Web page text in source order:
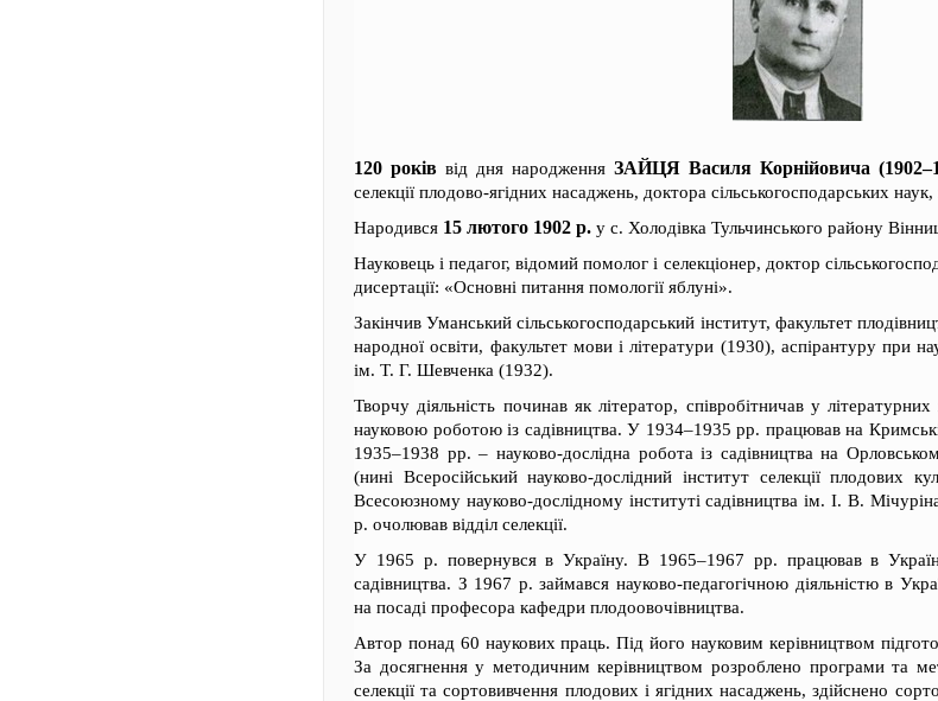
120 років від дня народження ЗАЙЦЯ Василя Корнійовича
селекції плодово-ягідних насаджень, доктора сільськогосподарських
Народився 15 лютого 1902 р. у с. Холодівка Тульчинського району
Науковець і педагог, відомий помолог і селекціонер, доктор
дисертації: «Основні питання помології яблуні».
Закінчив Уманський сільськогосподарський інститут, факультет
народної освіти, факультет мови і літератури (1930), аспірантуру при
ім. Т. Г. Шевченка (1932).
Творчу діяльність починав як літератор, співробітничав у
науковою роботою із садівництва. У 1934–1935 рр. працював на
1935–1938 рр. – науково-дослідна робота із садівництва на
(нині Всеросійський науково-дослідний інститут селекції
Всесоюзному науково-дослідному інституті садівництва ім. І. В.
р. очолював відділ селекції.
У 1965 р. повернувся в Україну. В 1965–1967 рр. працював в
садівництва. З 1967 р. займався науково-педагогічною діяльністю в
на посаді професора кафедри плодоовочівництва.
Автор понад 60 наукових праць. Під його науковим керівництвом
За досягнення у методичним керівництвом розроблено програми та
селекції та сортовивчення плодових і ягідних насаджень, здійснено